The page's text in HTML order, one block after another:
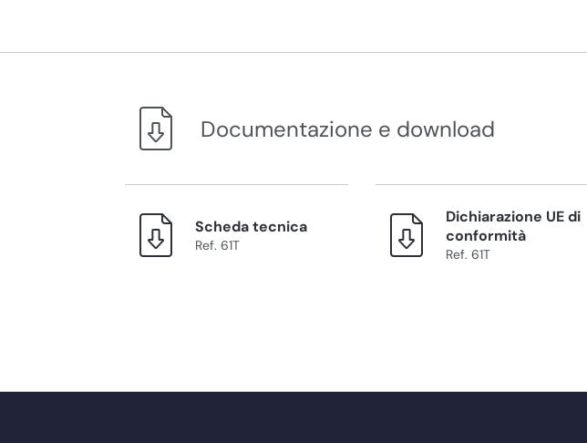
Documentazione e download
Scheda tecnica
Ref. 61T
Dichiarazione UE di
conformità
Ref. 61T